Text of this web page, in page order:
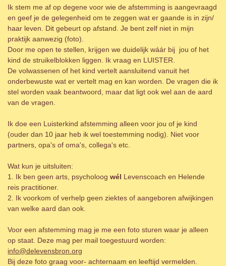
Ik stem me af op degene voor wie de afstemming is aangevraagd
en geef je de gelegenheid om te zeggen wat er gaande is in zijn/
haar leven. Dit gebeurt op afstand. Je bent zelf niet in mijn
praktijk aanwezig (foto).
Door me open te stellen, krijgen we duidelijk wáár bij jou of het
kind de struikelblokken liggen. Ik vraag en LUISTER.
De volwassenen of het kind vertelt aansluitend vanuit het
onderbewuste wat er vertelt mag en kan worden. De vragen die ik
stel worden vaak beantwoord, maar dat ligt ook wel aan de aard
van de vragen.
Ik doe een Luisterkind afstemming alleen voor jou of je kind
(ouder dan 10 jaar heb ik wel toestemming nodig). Niet voor
partners, opa's of oma's, collega's etc.
Wat kun je uitsluiten:
1. Ik ben geen arts, psycholoogwél Levenscoach en Helende
reis practitioner.
2. Ik voorkom of verhelp geen ziektes of aangeboren afwijkingen
van welke aard dan ook.
Voor een afstemming mag je me een foto sturen waar je alleen
op staat. Deze mag per mail toegestuurd worden:
info@delevensbron.org
Bij deze foto graag voor- achternaam en leeftijd vermelden.